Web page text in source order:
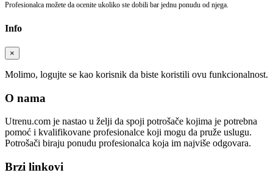
Profesionalca možete da ocenite ukoliko ste dobili bar jednu ponudu od njega.
Info
×
Molimo, logujte se kao korisnik da biste koristili ovu funkcionalnost.
O nama
Utrenu.com je nastao u želji da spoji potrošače kojima je potrebna
pomoć i kvalifikovane profesionalce koji mogu da pruže uslugu.
Potrošači biraju ponudu profesionalca koja im najviše odgovara.
Brzi linkovi